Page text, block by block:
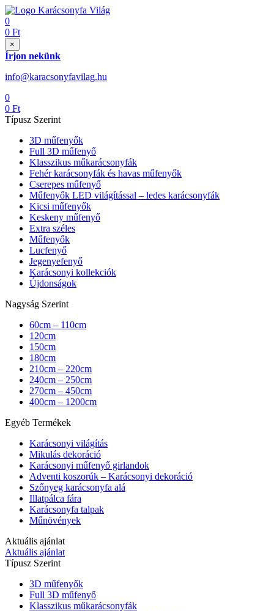
0
0 Ft
×
Írjon nekünk
info@karacsonyfavilag.hu
0
0 Ft
Típusz Szerint
3D műfenyők
Full 3D műfenyő
Klasszikus műkarácsonyfák
Fehér karácsonyfák és havas műfenyők
Cserepes műfenyő
Műfenyők LED világítással – ledes karácsonyfák
Kicsi műfenyők
Keskeny műfenyő
Extra széles
Műfenyők
Lucfenyő
Jegenyefenyő
Karácsonyi kollekciók
Újdonságok
Nagyság Szerint
60cm – 110cm
120cm
150cm
180cm
210cm – 220cm
240cm – 250cm
270cm – 450cm
400cm – 1200cm
Egyéb Termékek
Karácsonyi világítás
Mikulás dekoráció
Karácsonyi műfenyő girlandok
Adventi koszorúk – Karácsonyi dekoráció
Szőnyeg karácsonyfa alá
Illatpálca fára
Karácsonyfa talpak
Műnövények
Aktuális ajánlat
Aktuális ajánlat
Típusz Szerint
3D műfenyők
Full 3D műfenyő
Klasszikus műkarácsonyfák